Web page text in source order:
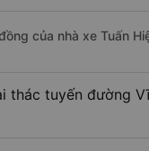
của nhà xe Tuấn
thác tuyến đường